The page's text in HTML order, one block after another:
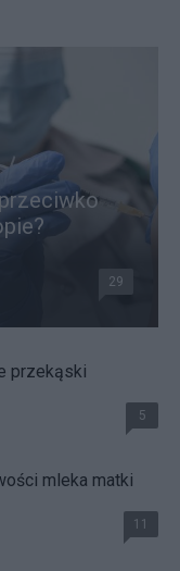
29
przekąski
5
mleka matki
11